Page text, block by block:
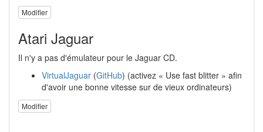
Modifier
Atari Jaguar
Il n'y a pas d'émulateur pour le Jaguar CD.
VirtualJaguar (GitHub) (activez « Use fast blitter » afin
d'avoir une bonne vitesse sur de vieux ordinateurs)
Modifier